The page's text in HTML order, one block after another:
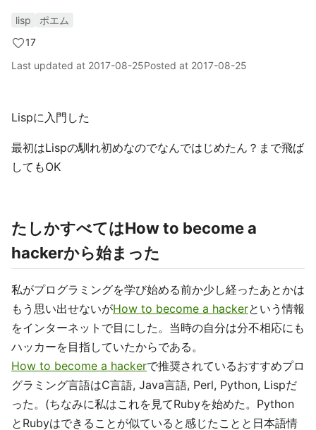
lisp
ポエム
17
Last updated at 2017-08-25Posted at 2017-08-25
Lispに入門した
最初はLispの馴れ初めなのでなんではじめたん？まで飛ば
してもOK
たしかすべてはHow to become a
hackerから始まった
私がプログラミングを学び始める前か少し経ったあとかは
もう思い出せないがHow to become a hackerという情報
をインターネットで目にした。当時の自分は分不相応にも
ハッカーを目指していたからである。
How to become a hackerで推奨されているおすすめプロ
グラミング言語はC言語, Java言語, Perl, Python, Lispだ
った。(ちなみに私はこれを見てRubyを始めた。Python
とRubyはできることが似ていると感じたことと日本語情